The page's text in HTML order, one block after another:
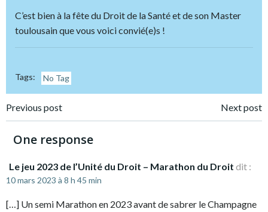
C’est bien à la fête du Droit de la Santé et de son Master
toulousain que vous voici convié(e)s !
Tags: No Tag
Post
navigation
Previous post Next post
One response
Le jeu 2023 de l’Unité du Droit – Marathon du Droit dit :
10 mars 2023 à 8 h 45 min
[…] Un semi Marathon en 2023 avant de sabrer le Champagne